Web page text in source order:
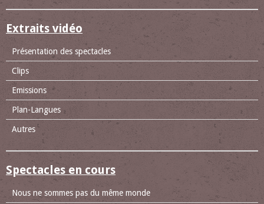
Extraits vidéo
Présentation des spectacles
Clips
Emissions
Plan-Langues
Autres
Spectacles en cours
Nous ne sommes pas du même monde